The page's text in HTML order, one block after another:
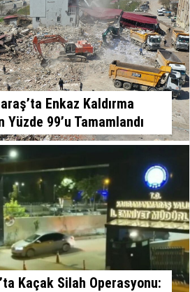
Enkaz Kaldırma
Yüzde 99’u Tamamlandı
Kaçak Silah Operasyonu: